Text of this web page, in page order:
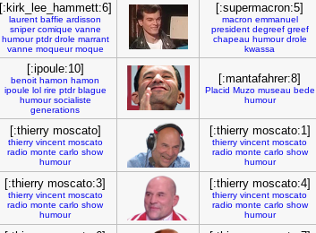
[:kirk_lee_hammett:6]
laurent baffie ardisson
sniper comique vanne
humour ptdr drole marrant
vanne moqueur moque
[:supermacron:5]
macron emmanuel
president degreef greef
chapeau humour drole
kwassa
[:ipoule:10]
benoit hamon hamon
ipoule lol rire ptdr blague
humour socialiste
generations
[:mantafahrer:8]
Placid Muzo museau bede
humour
[:thierry moscato]
thierry vincent moscato
radio monte carlo show
humour
[:thierry moscato:1]
thierry vincent moscato
radio monte carlo show
humour
[:thierry moscato:3]
thierry vincent moscato
radio monte carlo show
humour
[:thierry moscato:4]
thierry vincent moscato
radio monte carlo show
humour